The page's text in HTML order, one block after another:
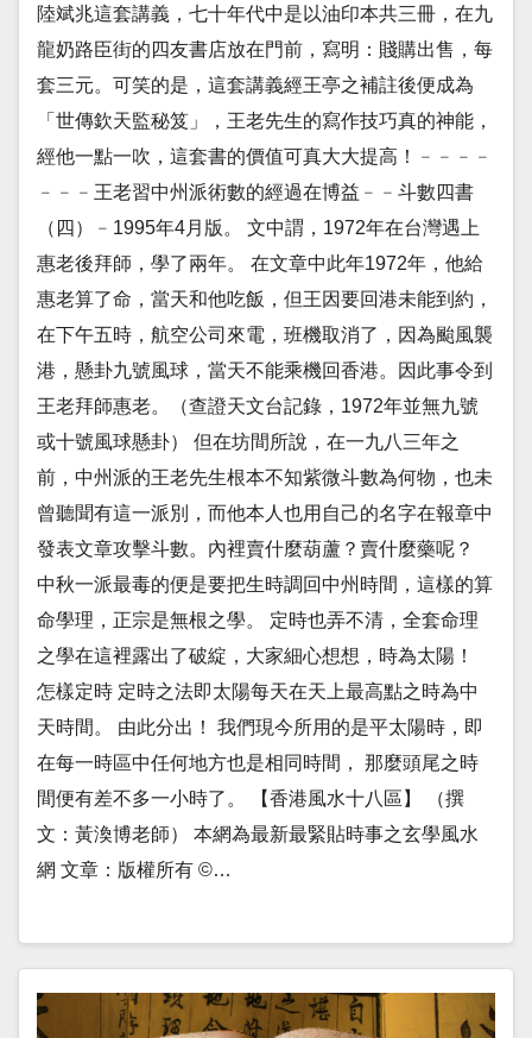
陸斌兆這套講義，七十年代中是以油印本共三冊，在九
龍奶路臣街的四友書店放在門前，寫明：賤購出售，每
套三元。可笑的是，這套講義經王亭之補註後便成為
「世傳欽天監秘笈」，王老先生的寫作技巧真的神能，
經他一點一吹，這套書的價值可真大大提高！﹣﹣﹣﹣
﹣﹣﹣王老習中州派術數的經過在博益﹣﹣斗數四書
（四）﹣1995年4月版。 文中謂，1972年在台灣遇上
惠老後拜師，學了兩年。 在文章中此年1972年，他給
惠老算了命，當天和他吃飯，但王因要回港未能到約，
在下午五時，航空公司來電，班機取消了，因為颱風襲
港，懸卦九號風球，當天不能乘機回香港。因此事令到
王老拜師惠老。（查證天文台記錄，1972年並無九號
或十號風球懸卦） 但在坊間所說，在一九八三年之
前，中州派的王老先生根本不知紫微斗數為何物，也未
曾聽聞有這一派別，而他本人也用自己的名字在報章中
發表文章攻擊斗數。內裡賣什麼葫蘆？賣什麼藥呢？
中秋一派最毒的便是要把生時調回中州時間，這樣的算
命學理，正宗是無根之學。 定時也弄不清，全套命理
之學在這裡露出了破綻，大家細心想想，時為太陽！
怎樣定時 定時之法即太陽每天在天上最高點之時為中
天時間。 由此分出！ 我們現今所用的是平太陽時，即
在每一時區中任何地方也是相同時間， 那麼頭尾之時
間便有差不多一小時了。 【香港風水十八區】 （撰
文：黃渙博老師） 本網為最新最緊貼時事之玄學風水
網 文章：版權所有 ©…